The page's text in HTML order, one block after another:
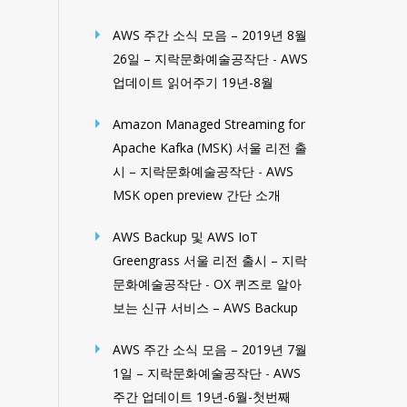
AWS 주간 소식 모음 – 2019년 8월
26일 – 지락문화예술공작단 - AWS
업데이트 읽어주기 19년-8월
Amazon Managed Streaming for
Apache Kafka (MSK) 서울 리전 출
시 – 지락문화예술공작단 - AWS
MSK open preview 간단 소개
AWS Backup 및 AWS IoT
Greengrass 서울 리전 출시 – 지락
문화예술공작단 - OX 퀴즈로 알아
보는 신규 서비스 – AWS Backup
AWS 주간 소식 모음 – 2019년 7월
1일 – 지락문화예술공작단 - AWS
주간 업데이트 19년-6월-첫번째